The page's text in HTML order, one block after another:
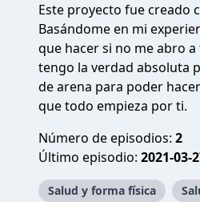
Este proyecto fue creado
Basándome en mi
que hacer si no me abro
tengo la verdad absoluta
de arena para poder
que todo empieza por ti.
Número de episodios: 2
Último episodio: 2021-03-
Salud y forma física